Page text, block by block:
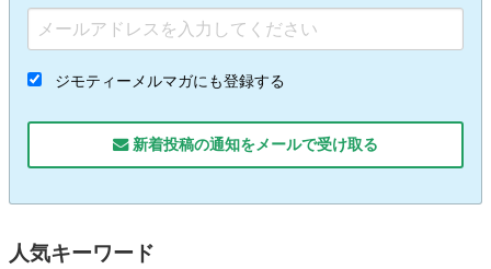
ジモティーメルマガにも登録する
新着投稿の通知をメールで受け取る
人気キーワード